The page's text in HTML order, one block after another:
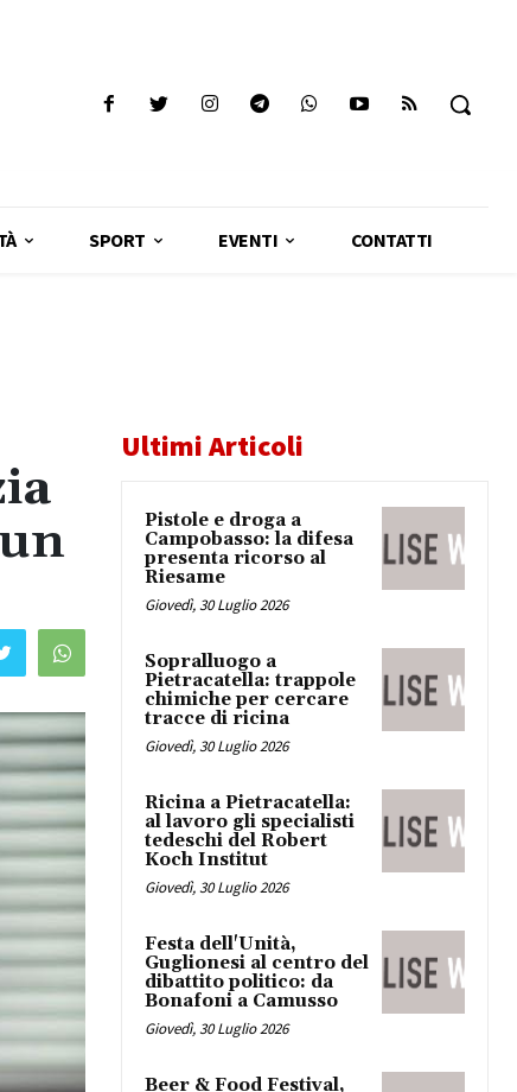
SPORT EVENTI CONTATTI
Ultimi Articoli
Pistole e droga a
Campobasso: la difesa
presenta ricorso al
Riesame
Giovedì, 30 Luglio 2026
Sopralluogo a
Pietracatella: trappole
chimiche per cercare
tracce di ricina
Giovedì, 30 Luglio 2026
Ricina a Pietracatella:
al lavoro gli specialisti
tedeschi del Robert
Koch Institut
Giovedì, 30 Luglio 2026
Festa dell'Unità,
Guglionesi al centro del
dibattito politico: da
Bonafoni a Camusso
Giovedì, 30 Luglio 2026
Beer & Food Festival,